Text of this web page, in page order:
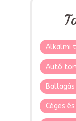
Alkalmi
Autó
Céges